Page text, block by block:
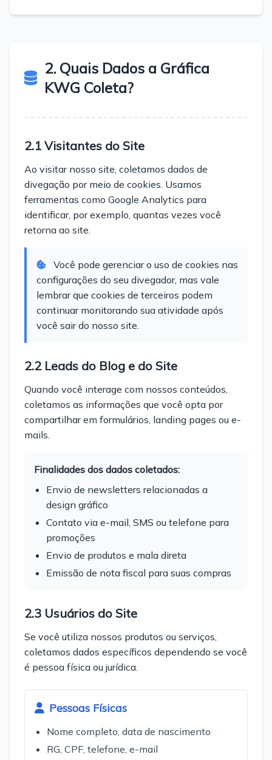
2. Quais Dados a Gráfica
KWG Coleta?
2.1 Visitantes do Site
Ao visitar nosso site, coletamos dados de
divegação por meio de cookies. Usamos
ferramentas como Google Analytics para
identificar, por exemplo, quantas vezes você
retorna ao site.
Você pode gerenciar o uso de cookies nas
configurações do seu divegador, mas vale
lembrar que cookies de terceiros podem
continuar monitorando sua atividade após
você sair do nosso site.
2.2 Leads do Blog e do Site
Quando você interage com nossos conteúdos,
coletamos as informações que você opta por
compartilhar em formulários, landing pages ou e-
mails.
Finalidades dos dados coletados:
Envio de newsletters relacionadas a
design gráfico
Contato via e-mail, SMS ou telefone para
promoções
Envio de produtos e mala direta
Emissão de nota fiscal para suas compras
2.3 Usuários do Site
Se você utiliza nossos produtos ou serviços,
coletamos dados específicos dependendo se você
é pessoa física ou jurídica.
Pessoas Físicas
Nome completo, data de nascimento
RG, CPF, telefone, e-mail